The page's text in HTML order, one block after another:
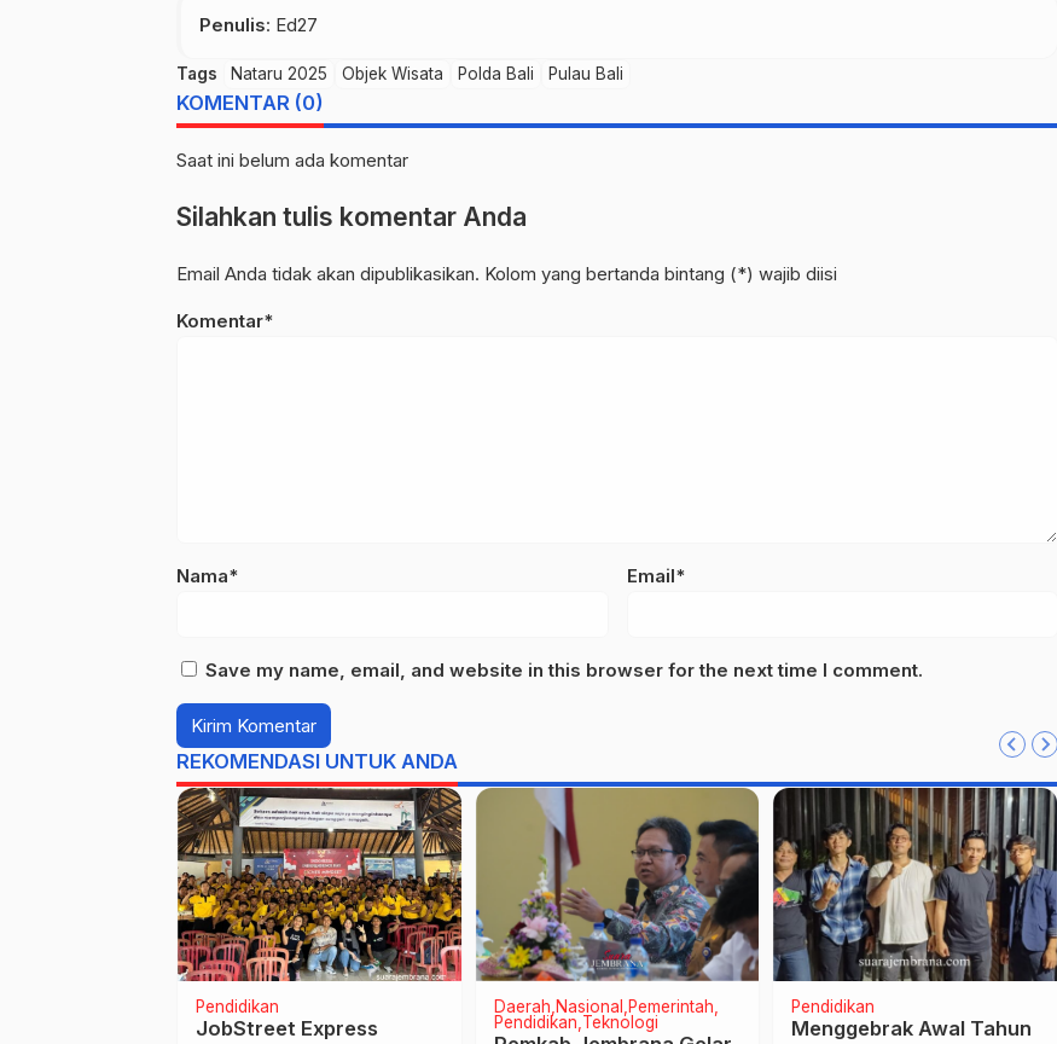
Penulis: Ed27
Tags Nataru 2025 Objek Wisata Polda Bali Pulau Bali
KOMENTAR (0)
Saat ini belum ada komentar
Silahkan tulis komentar Anda
Email Anda tidak akan dipublikasikan. Kolom yang bertanda bintang (*) wajib diisi
Komentar*
Nama* Email*
Save my name, email, and website in this browser for the next time I comment.
REKOMENDASI UNTUK ANDA
Pendidikan
JobStreet Express
Daerah Nasional
Pemerintah
Pendidikan Teknologi
Pendidikan
Menggebrak Awal Tahun